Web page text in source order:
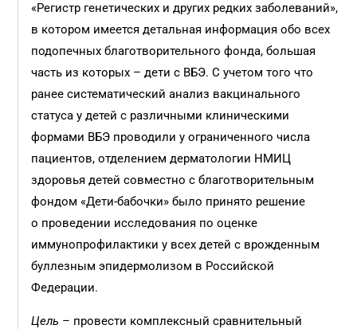
«Регистр генетических и других редких заболеваний»,
в котором имеется детальная информация обо всех
подопечных благотворительного фонда, большая
часть из которых – дети с ВБЭ. С учетом того что
ранее систематический анализ вакцинального
статуса у детей с различными клиническими
формами ВБЭ проводили у ограниченного числа
пациентов, отделением дерматологии НМИЦ
здоровья детей совместно с благотворительным
фондом «Дети-бабочки» было принято решение
о проведении исследования по оценке
иммунопрофилактики у всех детей с врожденным
буллезным эпидермолизом в Российской
Федерации.
Цель – провести комплексный сравнительный